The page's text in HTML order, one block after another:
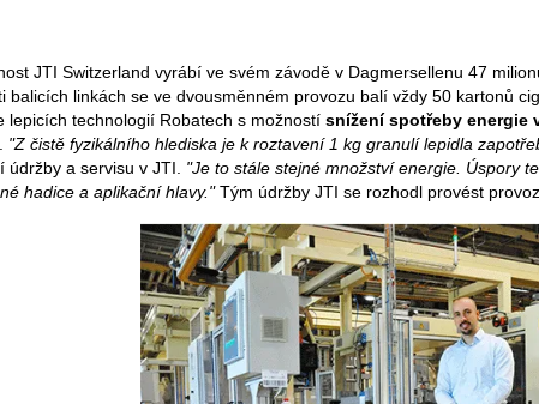
JTI Switzerland vyrábí ve svém závodě v Dagmersellenu 47
balicích linkách se ve dvousměnném provozu balí vždy 50 kartonů
lepicích technologií Robatech s možností snížení spotřeby energie
"Z čistě fyzikálního hlediska je k roztavení 1 kg granulí lepidla
údržby a servisu v JTI. "Je to stále stejné množství energie. Úspory
hadice a aplikační hlavy."Tým údržby JTI se rozhodl provést